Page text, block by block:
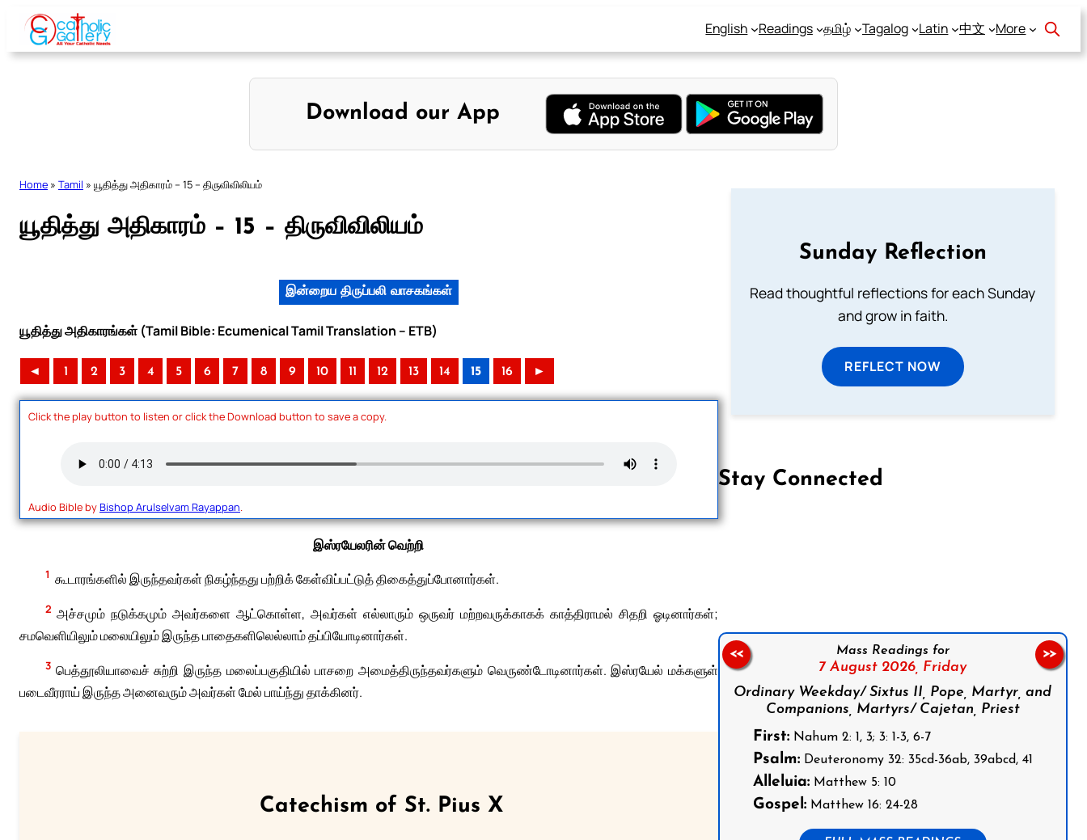
Skip
content
English Readings தமிழ் Tagalog Latin 中文 More
Download our App
Home » Tamil » யூதித்து அதிகாரம் – 15 – திருவிவிலியம்
யூதித்து அதிகாரம் – 15 – திருவிவிலியம்
இன்றைய திருப்பலி வாசகங்கள்
யூதித்து அதிகாரங்கள் (Tamil Bible: Ecumenical Tamil Translation – ETB)
◄ 1 2 3 4 5 6 7 8 9 10 11 12 13 14 15 16 ►
Click the play button to listen or click the Download button to save a copy.
Audio Bible byBishop Arulselvam Rayappan.
இஸ்ரயேலரின் வெற்றி
1 கூடாரங்களில் இருந்தவர்கள் நிகழ்ந்தது பற்றிக் கேள்விப்பட்டுத் திகைத்துப்போனார்கள்.
2 அச்சமும் நடுக்கமும் அவர்களை ஆட்கொள்ள, அவர்கள் எல்லாரும் ஒருவர் மற்றவருக்காகக் காத்திராமல் சிதறி ஓடினார்கள்;
சமவெளியிலும் மலையிலும் இருந்த பாதைகளிலெல்லாம் தப்பியோடினார்கள்.
3 பெத்தூலியாவைச் சுற்றி இருந்த மலைப்பகுதியில் பாசறை அமைத்திருந்தவர்களும் வெருண்டோடினார்கள். இஸ்ரயேல் மக்களுள்
படைவீரராய் இருந்த அனைவரும் அவர்கள் மேல் பாய்ந்து தாக்கினர்.
Catechism of St. Pius X
Sunday Reflection
Read thoughtful reflections for each Sunday
and grow in faith.
REFLECT NOW
Stay Connected
Mass Readings for
7 August 2026, Friday
Ordinary Weekday/ Sixtus II, Pope, Martyr, and
Companions, Martyrs/ Cajetan, Priest
First:Nahum 2: 1, 3; 3: 1-3, 6-7
Psalm:Deuteronomy 32: 35cd-36ab, 39abcd, 41
Alleluia:Matthew 5: 10
Gospel:Matthew 16: 24-28
<< >>